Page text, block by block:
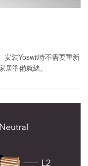
安裝Yoswit時不需要重新
準備就緒。